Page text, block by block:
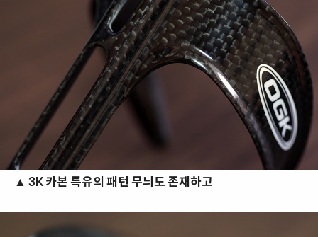
▲ 3K 카본 특유의 패턴 무늬도 존재하고